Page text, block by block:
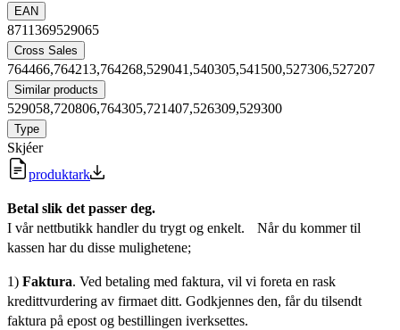
EAN
8711369529065
Cross Sales
764466,764213,764268,529041,540305,541500,527306,527207
Similar products
529058,720806,764305,721407,526309,529300
Type
Skjéer
produktark
Betal slik det passer deg.
I vår nettbutikk handler du trygt og enkelt. Når du kommer til
kassen har du disse mulighetene;
1) Faktura. Ved betaling med faktura, vil vi foreta en rask
kredittvurdering av firmaet ditt. Godkjennes den, får du tilsendt
faktura på epost og bestillingen iverksettes.